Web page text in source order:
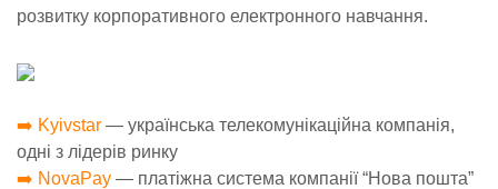
розвитку корпоративного електронного навчання.
➡️ Kyivstar — українська телекомунікаційна компанія,
одні з лідерів ринку
➡️ NovaPay — платіжна система компанії “Нова пошта”